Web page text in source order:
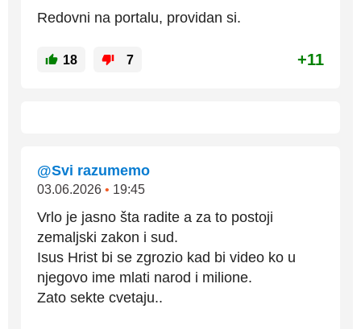
Redovni na portalu, providan si.
18 7 +11
@Svi razumemo
03.06.2026 • 19:45
Vrlo je jasno šta radite a za to postoji
zemaljski zakon i sud.
Isus Hrist bi se zgrozio kad bi video ko u
njegovo ime mlati narod i milione.
Zato sekte cvetaju..